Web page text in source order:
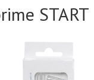
START